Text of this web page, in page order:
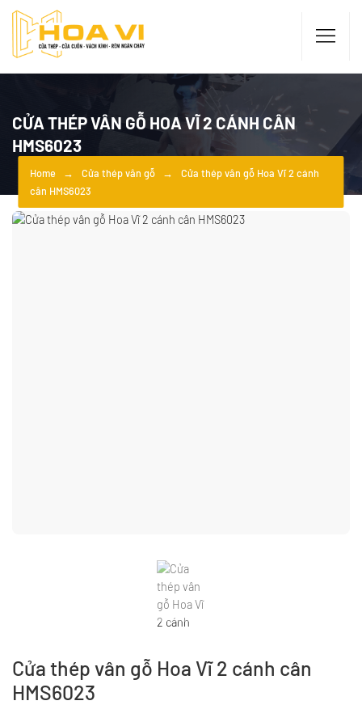
CỬA THÉP VÂN GỖ HOA VĨ 2 CÁNH CÂN
HMS6023
Home Cửa thép vân gỗ
Cửa thép vân gỗ Hoa Vĩ 2 cánh
cân HMS6023
Cửa thép vân gỗ Hoa Vĩ 2 cánh cân
HMS6023